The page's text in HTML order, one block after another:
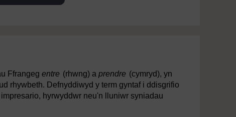
Ffrangeg entre (rhwng) a prendre (cymryd), yn
rhywbeth. Defnyddiwyd y term gyntaf i ddisgrifio
hyrwyddwr neu'n lluniwr syniadau